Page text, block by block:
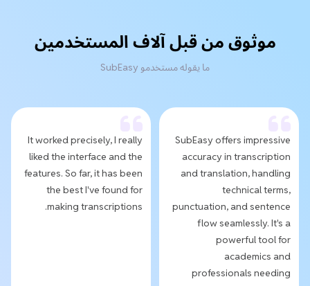
موثوق من قبل آلاف المستخدمين
ما يقوله مستخدمو SubEasy
SubEasy offers impressive
accuracy in transcription
and translation, handling
technical terms,
punctuation, and sentence
flow seamlessly. It's a
powerful tool for
academics and
professionals needing
It worked precisely, I really
liked the interface and the
features. So far, it has been
the best I've found for
making transcriptions.